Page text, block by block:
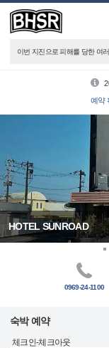
이번 지진으로 피해를 당한 여
예약
HOTEL SUNROAD
0969-24-1100
숙박 예약
체크인-체크아웃